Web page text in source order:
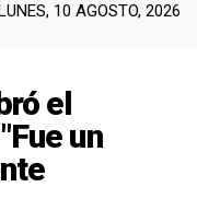
10 AGOSTO, 2026
el
un